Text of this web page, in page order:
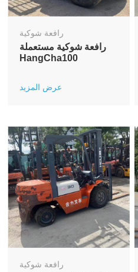
رافعة شوكية
رافعة شوكية مستعملة
HangCha100
عرض المزيد
رافعة شوكية